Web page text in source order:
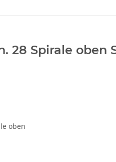
28 Spirale oben
oben